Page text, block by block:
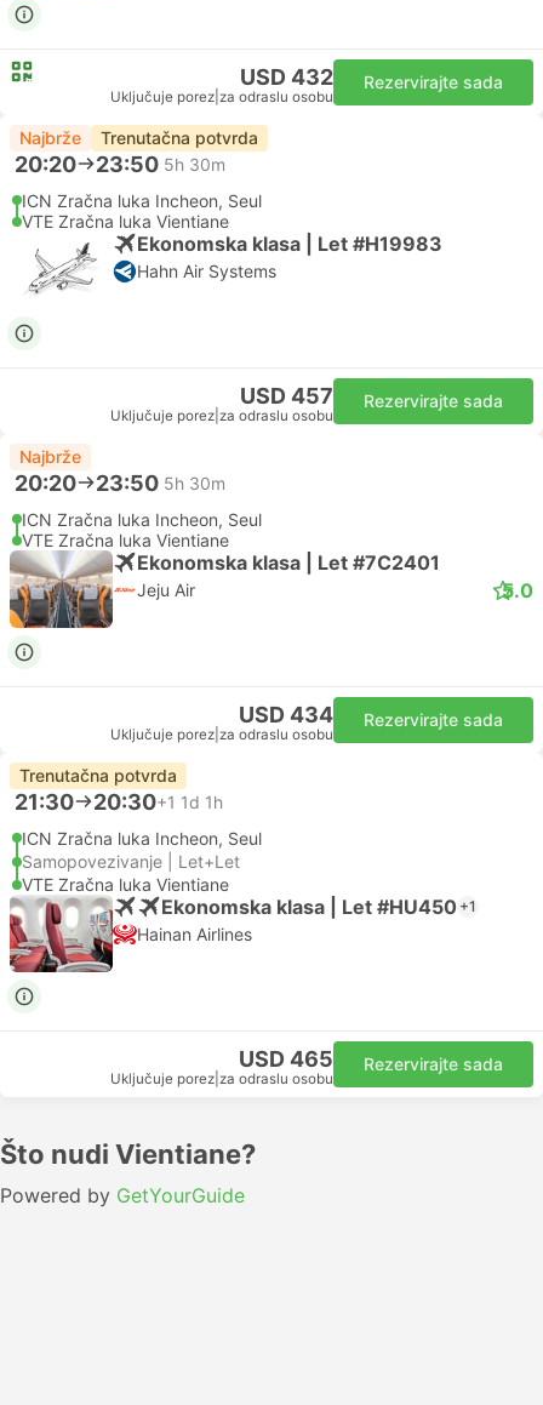
USD 432
Uključuje porez za odraslu osobu
Rezervirajte sada
Najbrže Trenutačna potvrda
20:20 23:50 5h 30m
ICN Zračna luka Incheon, Seul
VTE Zračna luka Vientiane
Ekonomska klasa | Let #H19983
Hahn Air Systems
USD 457
Uključuje porez za odraslu osobu
Rezervirajte sada
Najbrže
20:20 23:50 5h 30m
ICN Zračna luka Incheon, Seul
VTE Zračna luka Vientiane
Ekonomska klasa | Let #7C2401
Jeju Air 5.0
USD 434
Uključuje porez za odraslu osobu
Rezervirajte sada
Trenutačna potvrda
21:30 20:30+1 1d 1h
ICN Zračna luka Incheon, Seul
Samopovezivanje | Let+Let
VTE Zračna luka Vientiane
Ekonomska klasa | Let #HU450 +1
Hainan Airlines
USD 465
Uključuje porez za odraslu osobu
Rezervirajte sada
Što nudi Vientiane?
Powered by GetYourGuide